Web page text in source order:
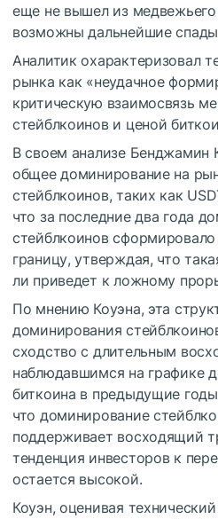
еще не вышел из
возможны дальнейшие
Аналитик охарактеризовал
рынка как «неудачное
критическую взаимосвязь
стейблкоинов и ценой
В своем анализе Бенджамин
общее доминирование на
стейблкоинов, таких как
что за последние два года
стейблкоинов
границу, утверждая, что
ли приведет к ложному
По мнению Коуэна, эта
доминирования
сходство с длительным
наблюдавшимся на графике
биткоина в предыдущие
что доминирование
поддерживает восходящий
тенденция инвесторов к
остается высокой.
Коуэн, оценивая